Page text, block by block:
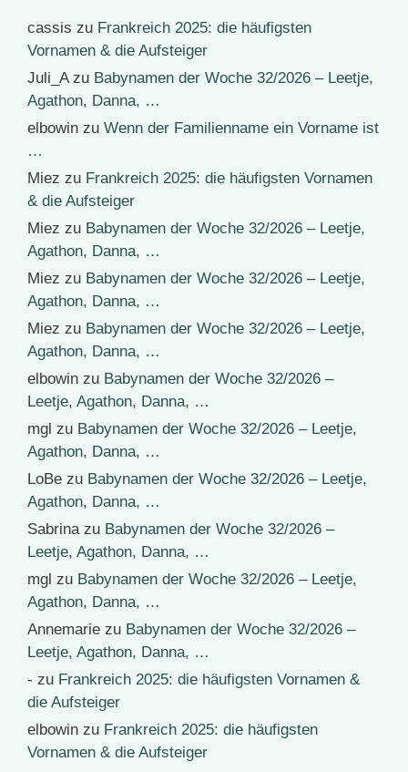
cassis zu Frankreich 2025: die häufigsten
Vornamen & die Aufsteiger
Juli_Azu Babynamen der Woche 32/2026 – Leetje,
Agathon, Danna, …
elbowin zu Wenn der Familienname ein Vorname ist
…
Miez zu Frankreich 2025: die häufigsten Vornamen
& die Aufsteiger
Miez zu Babynamen der Woche 32/2026 – Leetje,
Agathon, Danna, …
Miez zu Babynamen der Woche 32/2026 – Leetje,
Agathon, Danna, …
Miez zu Babynamen der Woche 32/2026 – Leetje,
Agathon, Danna, …
elbowin zu Babynamen der Woche 32/2026 –
Leetje, Agathon, Danna, …
mgl zu Babynamen der Woche 32/2026 – Leetje,
Agathon, Danna, …
LoBe zu Babynamen der Woche 32/2026 – Leetje,
Agathon, Danna, …
Sabrinazu Babynamen der Woche 32/2026 –
Leetje, Agathon, Danna, …
mgl zu Babynamen der Woche 32/2026 – Leetje,
Agathon, Danna, …
Annemarie zu Babynamen der Woche 32/2026 –
Leetje, Agathon, Danna, …
- zu Frankreich 2025: die häufigsten Vornamen &
die Aufsteiger
elbowin zu Frankreich 2025: die häufigsten
Vornamen & die Aufsteiger